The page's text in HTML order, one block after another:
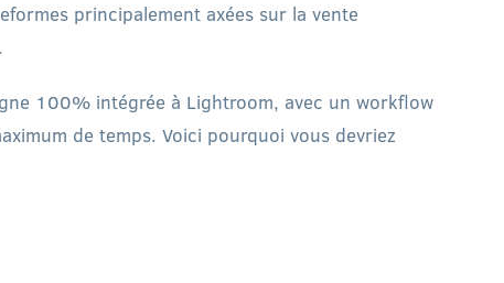
principalement axées sur la vente
100% intégrée à Lightroom, avec un workflow
de temps. Voici pourquoi vous devriez